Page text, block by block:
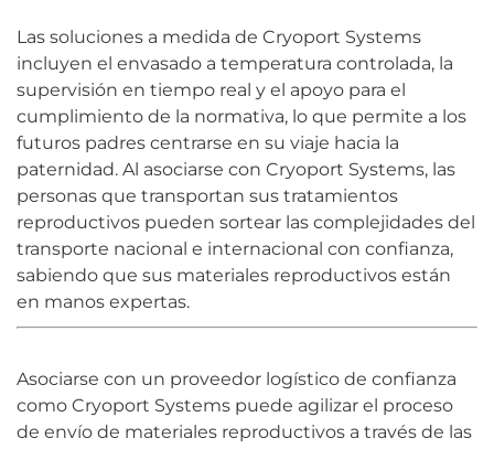
Las soluciones a medida de Cryoport Systems
incluyen el envasado a temperatura controlada, la
supervisión en tiempo real y el apoyo para el
cumplimiento de la normativa, lo que permite a los
futuros padres centrarse en su viaje hacia la
paternidad. Al asociarse con Cryoport Systems, las
personas que transportan sus tratamientos
reproductivos pueden sortear las complejidades del
transporte nacional e internacional con confianza,
sabiendo que sus materiales reproductivos están
en manos expertas.
Asociarse con un proveedor logístico de confianza
como Cryoport Systems puede agilizar el proceso
de envío de materiales reproductivos a través de las